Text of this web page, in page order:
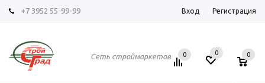
+7 3952 55-99-99 Вход Регистрация
Сеть строймаркетов 0 0 0